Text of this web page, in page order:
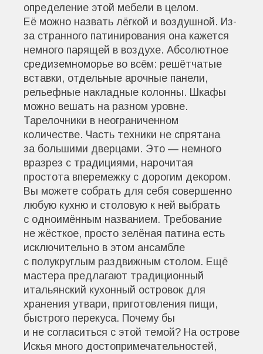
определение этой мебели в целом.
Её можно назвать лёгкой и воздушной. Из-
за странного патинирования она кажется
немного парящей в воздухе. Абсолютное
средиземноморье во всём: решётчатые
вставки, отдельные арочные панели,
рельефные накладные колонны. Шкафы
можно вешать на разном уровне.
Тарелочники в неограниченном
количестве. Часть техники не спрятана
за большими дверцами. Это — немного
вразрез с традициями, нарочитая
простота вперемежку с дорогим декором.
Вы можете собрать для себя совершенно
любую кухню и столовую к ней выбрать
с одноимённым названием. Требование
не жёсткое, просто зелёная патина есть
исключительно в этом ансамбле
с полукруглым раздвижным столом. Ещё
мастера предлагают традиционный
итальянский кухонный островок для
хранения утвари, приготовления пищи,
быстрого перекуса. Почему бы
и не согласиться с этой темой? На острове
Искья много достопримечательностей,